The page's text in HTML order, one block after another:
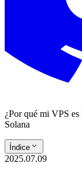
¿Por qué mi VPS
Solana
Índice
2025.07.09